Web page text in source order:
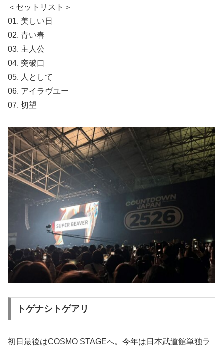
＜セットリスト＞
01. 美しい日
02. 青い春
03. 主人公
04. 突破口
05. 人として
06. アイラヴユー
07. 切望
トゲナシトゲアリ
初日最後はCOSMO STAGEへ。今年は日本武道館単独ラ